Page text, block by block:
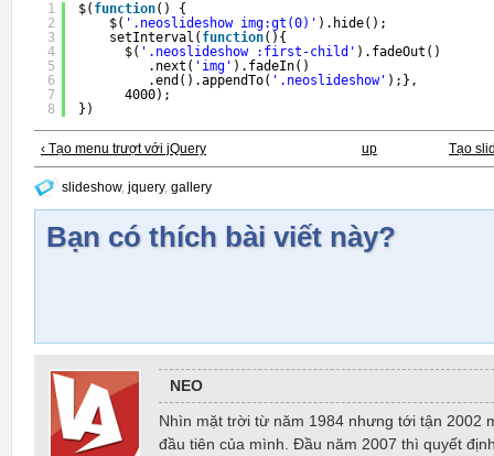
1
2
3
4
5
6
7
8
$( function() {
$( '.neoslideshow img:gt(0)' ).hide();
setInterval( function(){
$( '.neoslideshow :first-child' ).fadeOut()
.next( 'img' ).fadeIn()
.end().appendTo( '.neoslideshow' );},
4000);
})
‹ Tạo menu trượt với jQuery up Tạo
slideshow, jquery, gallery
Bạn có thích bài viết này?
NEO
Nhìn mặt trời từ năm 1984 nhưng tới tận 2002
đầu tiên của mình. Đầu năm 2007 thì quyết